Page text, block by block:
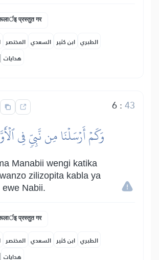
प्रस्तुत गर
المختصر السعدي ابن كثير الطبري
| هدايات
6:43
وَكَمۡ أَرۡسَلۡنَا مِن نَّبِيّٖ فِي
Manabii wengi katika
zilizopita kabla ya
Nabii.
प्रस्तुत गर
المختصر السعدي ابن كثير الطبري
| هدايات